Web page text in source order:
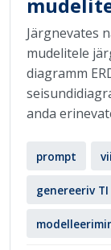
Järgnevates
mudelitele
diagramm
anda
prompt
genereeriv TI